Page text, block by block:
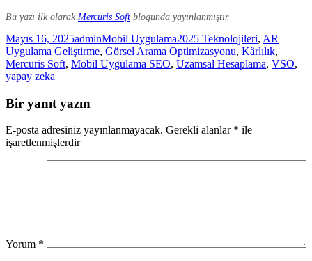
Bu yazı ilk olarak Mercuris Soft blogunda yayınlanmıştır.
Yayın
tarihi
Mayıs 16, 2025Yazar
adminKategoriler
Mobil UygulamaEtiketler
2025 Teknolojileri, AR
Uygulama Geliştirme, Görsel Arama Optimizasyonu, Kârlılık,
Mercuris Soft, Mobil Uygulama SEO, Uzamsal Hesaplama, VSO,
yapay zeka
Bir yanıt yazın
E-posta adresiniz yayınlanmayacak. Gerekli alanlar * ile
işaretlenmişlerdir
Yorum *